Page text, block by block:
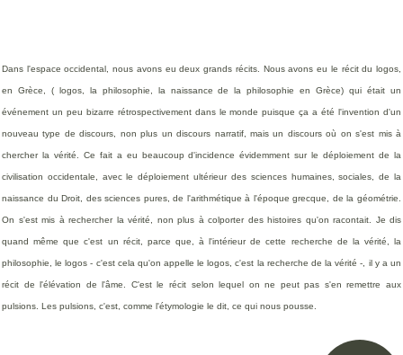
Dans l'espace occidental, nous avons eu deux grands récits. Nous avons eu le récit du logos,
en Grèce, ( logos, la philosophie, la naissance de la philosophie en Grèce) qui était un
événement un peu bizarre rétrospectivement dans le monde puisque ça a été l'invention d'un
nouveau type de discours, non plus un discours narratif, mais un discours où on s'est mis à
chercher la vérité. Ce fait a eu beaucoup d'incidence évidemment sur le déploiement de la
civilisation occidentale, avec le déploiement ultérieur des sciences humaines, sociales, de la
naissance du Droit, des sciences pures, de l'arithmétique à l'époque grecque, de la géométrie.
On s'est mis à rechercher la vérité, non plus à colporter des histoires qu'on racontait. Je dis
quand même que c'est un récit, parce que, à l'intérieur de cette recherche de la vérité, la
philosophie, le logos - c'est cela qu'on appelle le logos, c'est la recherche de la vérité -, il y a un
récit de l'élévation de l'âme. C'est le récit selon lequel on ne peut pas s'en remettre aux
pulsions. Les pulsions, c'est, comme l'étymologie le dit, ce qui nous pousse.